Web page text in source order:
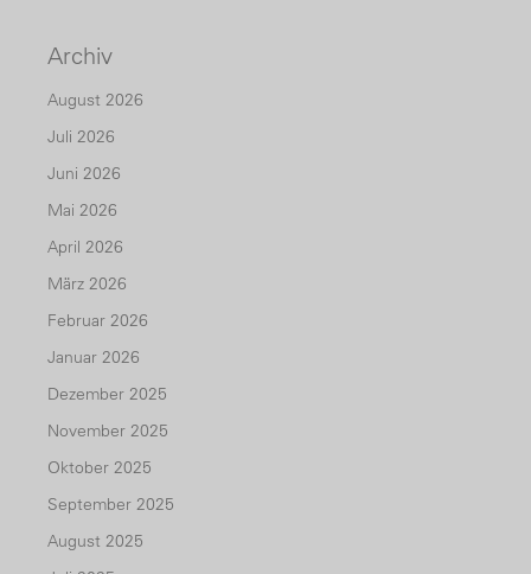
Archiv
August 2026
Juli 2026
Juni 2026
Mai 2026
April 2026
März 2026
Februar 2026
Januar 2026
Dezember 2025
November 2025
Oktober 2025
September 2025
August 2025